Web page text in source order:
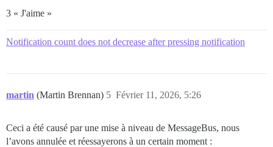
3 « J'aime »
Notification count does not decrease after pressing notification
martin (Martin Brennan) Février 11, 2026, 5:26
5
Ceci a été causé par une mise à niveau de MessageBus, nous
l’avons annulée et réessayerons à un certain moment :